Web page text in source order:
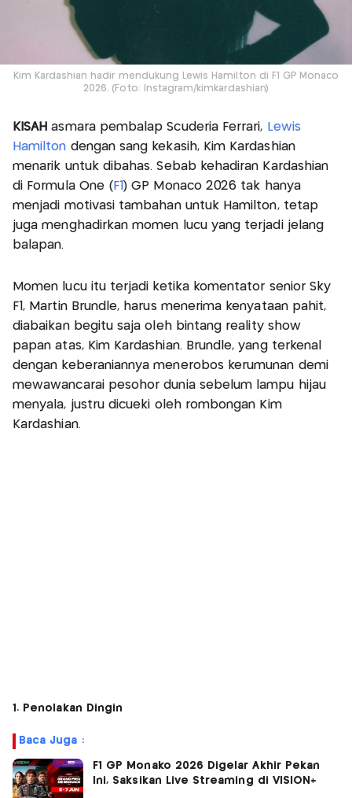
Kim Kardashian hadir mendukung Lewis Hamilton di F1 GP Monaco
2026. (Foto: Instagram/kimkardashian)
KISAHasmara pembalap Scuderia Ferrari, Lewis
Hamilton dengan sang kekasih, Kim Kardashian
menarik untuk dibahas. Sebab kehadiran Kardashian
di Formula One ( F1 ) GP Monaco 2026 tak hanya
menjadi motivasi tambahan untuk Hamilton, tetap
juga menghadirkan momen lucu yang terjadi jelang
balapan.
Momen lucu itu terjadi ketika komentator senior Sky
F1, Martin Brundle, harus menerima kenyataan pahit,
diabaikan begitu saja oleh bintang reality show
papan atas, Kim Kardashian. Brundle, yang terkenal
dengan keberaniannya menerobos kerumunan demi
mewawancarai pesohor dunia sebelum lampu hijau
menyala, justru dicueki oleh rombongan Kim
Kardashian.
1. Penolakan Dingin
Baca Juga :
F1 GP Monako 2026 Digelar Akhir Pekan
Ini, Saksikan Live Streaming di VISION+